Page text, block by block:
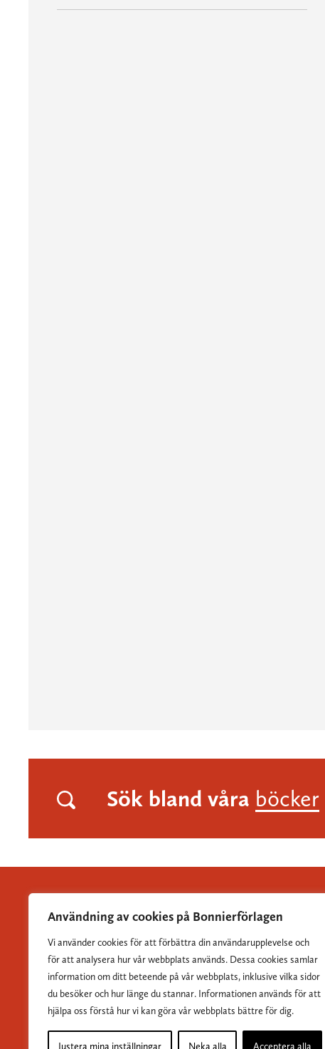
Användning av cookies på Bonnierförlagen
Vi använder cookies för att förbättra din användarupplevelse och
för att analysera hur vår webbplats används. Dessa cookies samlar
information om ditt beteende på vår webbplats, inklusive vilka sidor
du besöker och hur länge du stannar. Informationen används för att
hjälpa oss förstå hur vi kan göra vår webbplats bättre för dig.
Justera mina inställningar Neka alla Acceptera alla
Sök bland våra böcker
Albert Bonniers Förlag grundades 1837 och är Sveriges
största skönlitterära förlag.